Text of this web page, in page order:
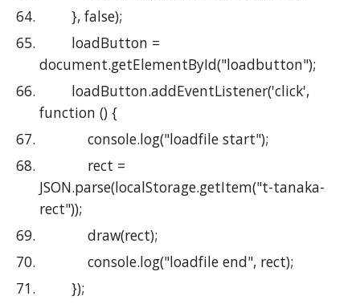
        }, false);
document.getElementById("loadbutton");
function () {
            console.log("loadfile start");
JSON.parse(localStorage.getItem("t-tanaka-
rect"));
            draw(rect);
            console.log("loadfile end", rect);
        });